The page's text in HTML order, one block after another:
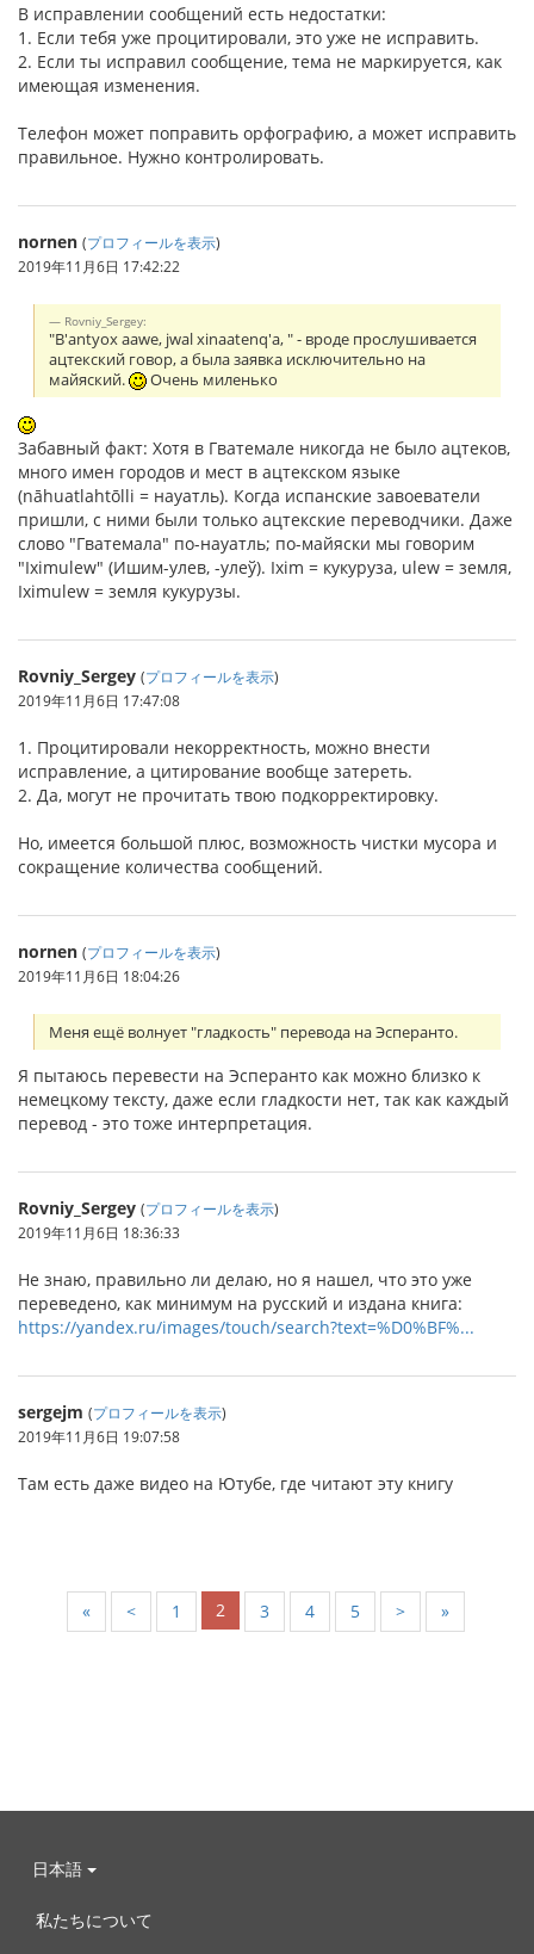
В исправлении сообщений есть недостатки:
1. Если тебя уже процитировали, это уже не исправить.
2. Если ты исправил сообщение, тема не маркируется, как
имеющая изменения.
Телефон может поправить орфографию, а может исправить
правильное. Нужно контролировать.
nornen (プロフィールを表示)
2019年11月6日 17:42:22
Rovniy_Sergey:
"B'antyox aawe, jwal xinaatenq'a, " - вроде прослушивается
ацтекский говор, а была заявка исключительно на
майяский.
Очень миленько
Забавный факт: Хотя в Гватемале никогда не было ацтеков,
много имен городов и мест в ацтекском языке
(nāhuatlahtōlli = науатль). Когда испанские завоеватели
пришли, с ними были только ацтекские переводчики. Даже
слово "Гватемала" по-науатль; по-майяски мы говорим
"Iximulew" (Ишим-улев, -улеў). Ixim = кукуруза, ulew = земля,
Iximulew = земля кукурузы.
Rovniy_Sergey (プロフィールを表示)
2019年11月6日 17:47:08
1. Процитировали некорректность, можно внести
исправление, а цитирование вообще затереть.
2. Да, могут не прочитать твою подкорректировку.
Но, имеется большой плюс, возможность чистки мусора и
сокращение количества сообщений.
nornen (プロフィールを表示)
2019年11月6日 18:04:26
Меня ещё волнует "гладкость" перевода на Эсперанто.
Я пытаюсь перевести на Эсперанто как можно близко к
немецкому тексту, даже если гладкости нет, так как каждый
перевод - это тоже интерпретация.
Rovniy_Sergey (プロフィールを表示)
2019年11月6日 18:36:33
Не знаю, правильно ли делаю, но я нашел, что это уже
переведено, как минимум на русский и издана книга:
https://yandex.ru/images/touch/search?text=%D0%BF%...
sergejm (プロフィールを表示)
2019年11月6日 19:07:58
Там есть даже видео на Ютубе, где читают эту книгу
« < 1 2 3 4 5 > »
日本語
私たちについて